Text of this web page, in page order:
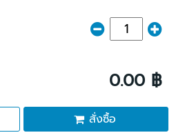
0.00 ฿
สั่งซื้อ